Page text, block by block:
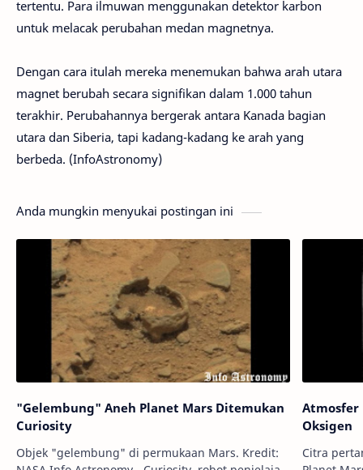
tertentu. Para ilmuwan menggunakan detektor karbon
untuk melacak perubahan medan magnetnya.
Dengan cara itulah mereka menemukan bahwa arah utara
magnet berubah secara signifikan dalam 1.000 tahun
terakhir. Perubahannya bergerak antara Kanada bagian
utara dan Siberia, tapi kadang-kadang ke arah yang
berbeda. (InfoAstronomy)
Anda mungkin menyukai postingan ini
"Gelembung" Aneh Planet Mars Ditemukan
Curiosity
Objek "gelembung" di permukaan Mars. Kredit:
Atmosfer
Oksigen
Citra